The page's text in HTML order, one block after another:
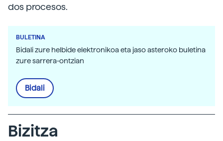
dos procesos.
BULETINA
Bidali zure helbide elektronikoa eta jaso asteroko buletina
zure sarrera-ontzian
Bidali
Bizitza